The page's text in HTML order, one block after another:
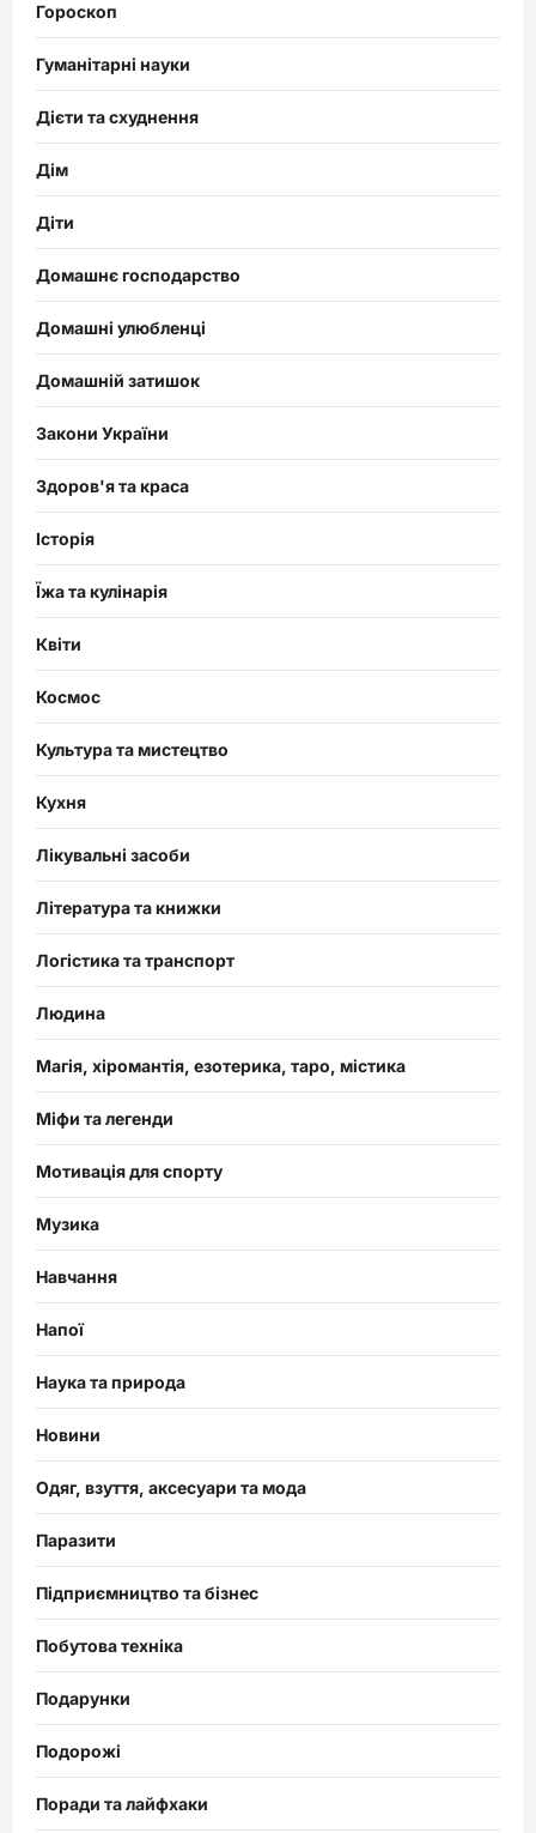
Гороскоп
Гуманітарні науки
Дієти та схуднення
Дім
Діти
Домашнє господарство
Домашні улюбленці
Домашній затишок
Закони України
Здоров'я та краса
Історія
Їжа та кулінарія
Квіти
Космос
Культура та мистецтво
Кухня
Лікувальні засоби
Література та книжки
Логістика та транспорт
Людина
Магія, хіромантія, езотерика, таро, містика
Міфи та легенди
Мотивація для спорту
Музика
Навчання
Напої
Наука та природа
Новини
Одяг, взуття, аксесуари та мода
Паразити
Підприємництво та бізнес
Побутова техніка
Подарунки
Подорожі
Поради та лайфхаки